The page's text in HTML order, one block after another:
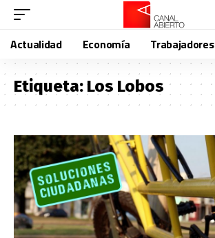
Actualidad Economía Trabajadores
Etiqueta:Los Lobos